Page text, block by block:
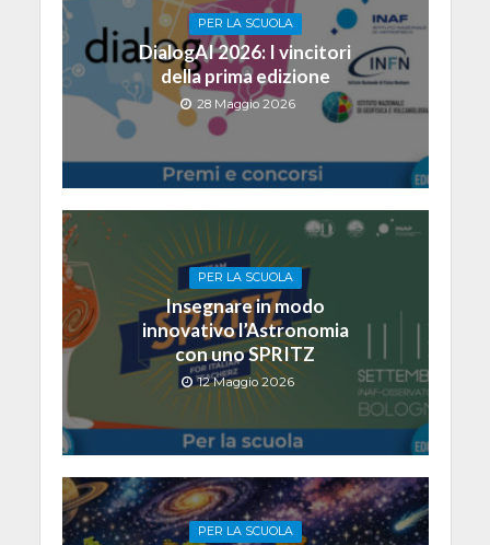
PER LA SCUOLA
DialogAI 2026: I vincitori
della prima edizione
28 Maggio 2026
PER LA SCUOLA
Insegnare in modo
innovativo l’Astronomia
con uno SPRITZ
12 Maggio 2026
PER LA SCUOLA